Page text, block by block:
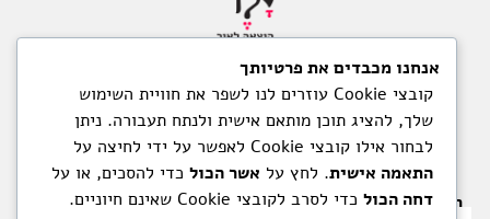
תנאי שימוש
מדיניות משלוחים והחזרות
מדיניות הפרטיות
הצהרת נגישות
רוצים להיות מעודכנים ברגע שיוצא תוכן חדש? הרשמו כאן.
אנחנו מכבדים את פרטיותך
קובצי Cookie עוזרים לנו לשפר את חוויית השימוש
שלך, להציג תוכן מותאם אישית ולנתח תעבורה. ניתן
לבחור אילו קובצי Cookie לאפשר על ידי לחיצה על
התאמה אישית. לחץ על אשר הכולכדי להסכים, או על
דחה הכולכדי לסרב לקובצי Cookie שאינם חיוניים.